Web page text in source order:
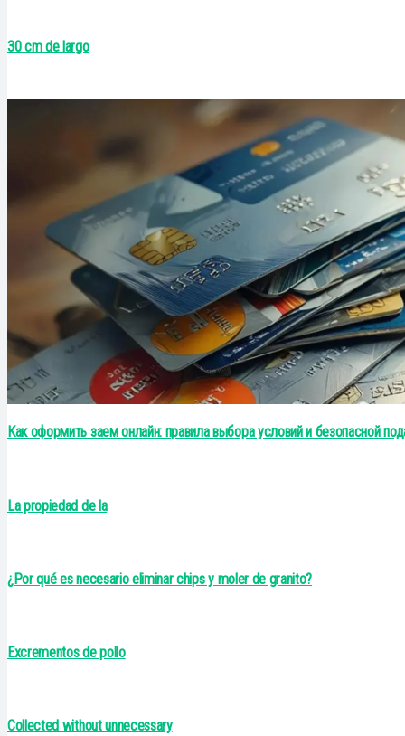
30 cm de largo
Как оформить заем онлайн: правила выбора условий и безопасной
La propiedad de la
¿Por qué es necesario eliminar chips y moler de granito?
Excrementos de pollo
Collected without unnecessary